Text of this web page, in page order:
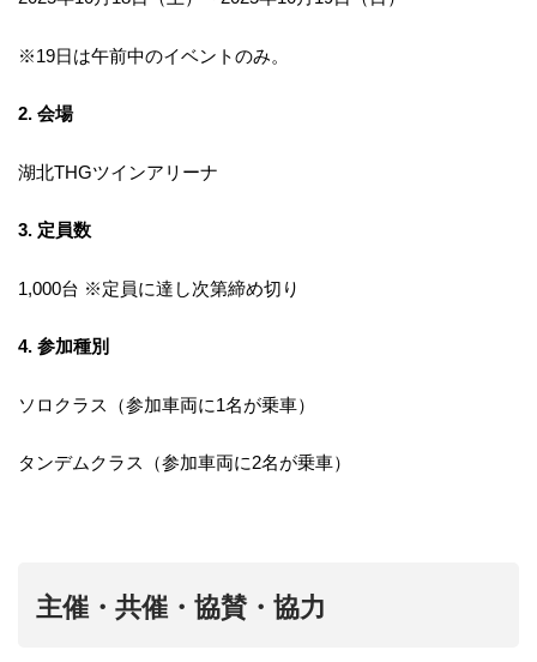
※19日は午前中のイベントのみ。
2. 会場
湖北THGツインアリーナ
3. 定員数
1,000台 ※定員に達し次第締め切り
4. 参加種別
ソロクラス（参加車両に1名が乗車）
タンデムクラス（参加車両に2名が乗車）
主催・共催・協賛・協力